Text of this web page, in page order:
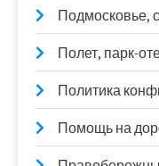
Подмосковье,
Полет, парк-
Политика
Помощь на